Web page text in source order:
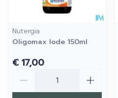
Nutergia
Oligomax Iode 150ml
€ 17,00